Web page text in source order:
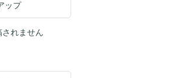
ップ
れません